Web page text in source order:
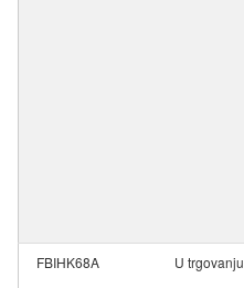
FBIHK68A U trgovanju